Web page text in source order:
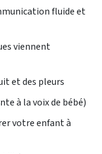
fluide et
viennent
et des pleurs
à la voix de bébé)
votre enfant à